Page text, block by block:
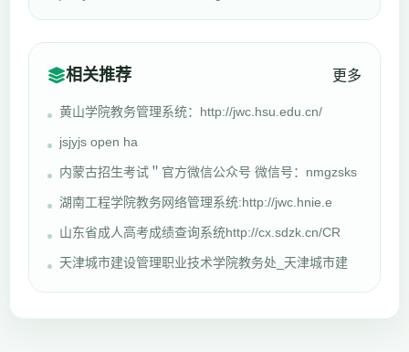
相关推荐 更多
黄山学院教务管理系统：http://jwc.hsu.edu.cn/
jsjyjs open ha
内蒙古招生考试＂官方微信公众号 微信号：nmgzsks
湖南工程学院教务网络管理系统:http://jwc.hnie.e
山东省成人高考成绩查询系统http://cx.sdzk.cn/CR
天津城市建设管理职业技术学院教务处_天津城市建